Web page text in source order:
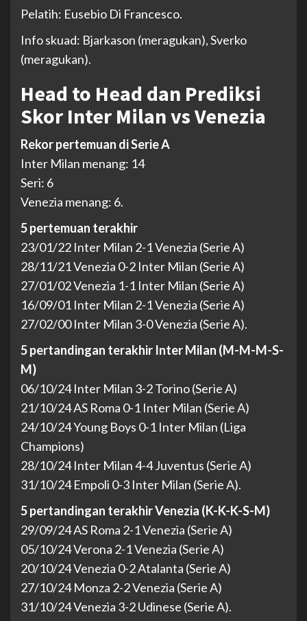
Pelatih: Eusebio Di Francesco.
Info skuad: Bjarkason (meragukan), Sverko
(meragukan).
Head to Head dan Prediksi
Skor Inter Milan vs Venezia
Rekor pertemuan di Serie A
Inter Milan menang: 14
Seri: 6
Venezia menang: 6.
5 pertemuan terakhir
23/01/22 Inter Milan 2-1 Venezia (Serie A)
28/11/21 Venezia 0-2 Inter Milan (Serie A)
27/01/02 Venezia 1-1 Inter Milan (Serie A)
16/09/01 Inter Milan 2-1 Venezia (Serie A)
27/02/00 Inter Milan 3-0 Venezia (Serie A).
5 pertandingan terakhir Inter Milan (M-M-M-S-
M)
06/10/24 Inter Milan 3-2 Torino (Serie A)
21/10/24 AS Roma 0-1 Inter Milan (Serie A)
24/10/24 Young Boys 0-1 Inter Milan (Liga
Champions)
28/10/24 Inter Milan 4-4 Juventus (Serie A)
31/10/24 Empoli 0-3 Inter Milan (Serie A).
5 pertandingan terakhir Venezia (K-K-K-S-M)
29/09/24 AS Roma 2-1 Venezia (Serie A)
05/10/24 Verona 2-1 Venezia (Serie A)
20/10/24 Venezia 0-2 Atalanta (Serie A)
27/10/24 Monza 2-2 Venezia (Serie A)
31/10/24 Venezia 3-2 Udinese (Serie A).